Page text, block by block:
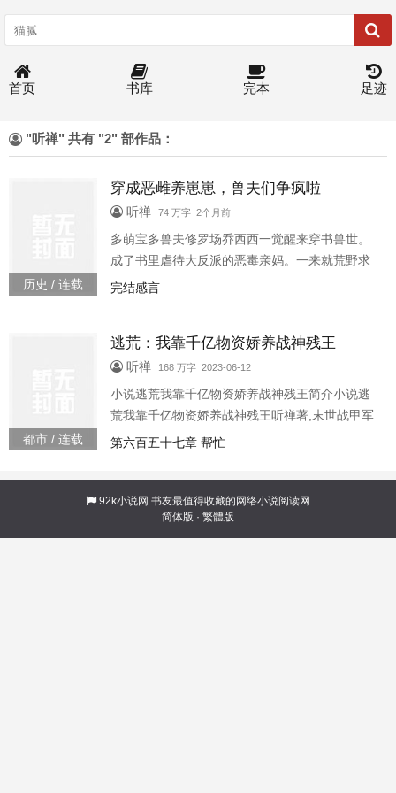
首页 书库 完本 足迹
"听禅" 共有 "2" 部作品：
历史 / 连载
穿成恶雌养崽崽，兽夫们争疯啦
听禅 74 万字 2个月前
多萌宝多兽夫修罗场乔西西一觉醒来穿书兽世。
成了书里虐待大反派的恶毒亲妈。一来就荒野求
生，穿成恶雌养崽崽，兽夫们争疯啦197179
完结感言
都市 / 连载
逃荒：我靠千亿物资娇养战神残王
听禅 168 万字 2023-06-12
小说逃荒我靠千亿物资娇养战神残王简介小说逃
荒我靠千亿物资娇养战神残王听禅著,末世战甲军
部少将苏萦穿越了。穿越到勾结渣男谋害丈夫的
分钟要她命的残废丈夫。小的伤，大的残，苏萦
大手一挥，这都不是事。流放路上没吃没喝还被
追杀，洒洒水啦。物资空间在手，她左手肉，右
手酒，刺杀的人来一个打一个，来两个杀一双。
第六百五十七章 帮忙
92k小说网 书友最值得收藏的网络小说阅读网
简体版 · 繁體版